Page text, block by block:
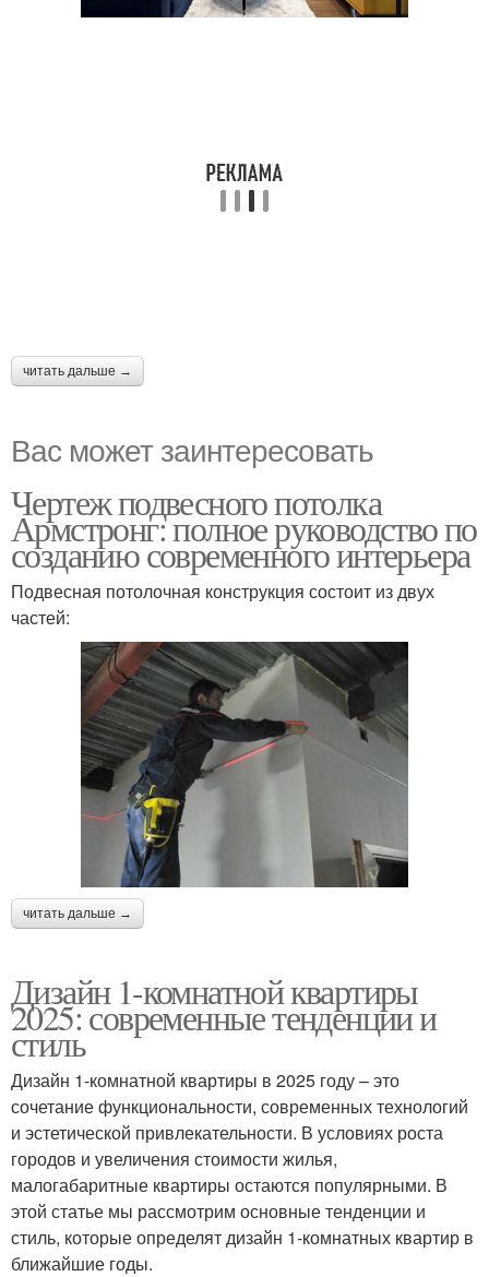
читать дальше →
Вас может заинтересовать
Чертеж подвесного потолка
Армстронг: полное руководство по
созданию современного интерьера
Подвесная потолочная конструкция состоит из двух
частей:
читать дальше →
Дизайн 1-комнатной квартиры
2025: современные тенденции и
стиль
Дизайн 1-комнатной квартиры в 2025 году – это
сочетание функциональности, современных технологий
и эстетической привлекательности. В условиях роста
городов и увеличения стоимости жилья,
малогабаритные квартиры остаются популярными. В
этой статье мы рассмотрим основные тенденции и
стиль, которые определят дизайн 1-комнатных квартир в
ближайшие годы.